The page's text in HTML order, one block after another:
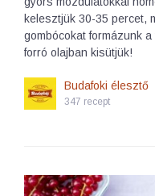
kelesztjük 30-35 percet,
gombócokat formázunk
forró olajban kisütjük!
Budafoki élesztő
347 recept